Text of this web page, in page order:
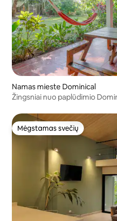
Namas mieste Dominical
Žingsniai nuo paplūdimio
Mėgstamas svečių
Mėgstamas svečių